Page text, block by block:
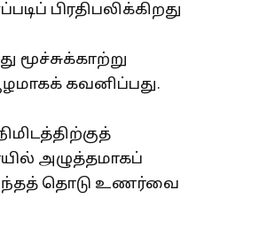
பிரதிபலிக்கிறது
மூச்சுக்காற்று
கவனிப்பது.
அழுத்தமாகப்
அந்தத் தொடு உணர்வை